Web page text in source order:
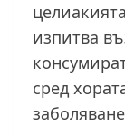
изпитва
сред